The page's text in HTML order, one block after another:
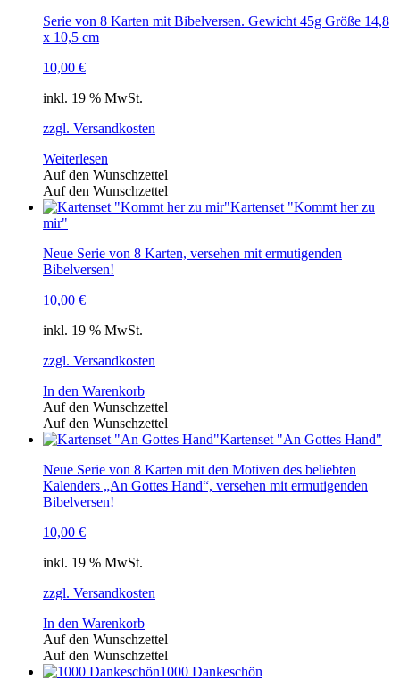
Serie von 8 Karten mit Bibelversen. Gewicht 45g Größe 14,8
x 10,5 cm
10,00 €
inkl. 19 % MwSt.
zzgl. Versandkosten
Weiterlesen
Auf den Wunschzettel
Auf den Wunschzettel
Kartenset "Kommt her zu
mir"
Neue Serie von 8 Karten, versehen mit ermutigenden
Bibelversen!
10,00 €
inkl. 19 % MwSt.
zzgl. Versandkosten
In den Warenkorb
Auf den Wunschzettel
Auf den Wunschzettel
Kartenset "An Gottes Hand"
Neue Serie von 8 Karten mit den Motiven des beliebten
Kalenders „An Gottes Hand“, versehen mit ermutigenden
Bibelversen!
10,00 €
inkl. 19 % MwSt.
zzgl. Versandkosten
In den Warenkorb
Auf den Wunschzettel
Auf den Wunschzettel
1000 Dankeschön